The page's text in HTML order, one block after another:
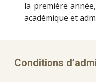
la première
académique et
Conditions